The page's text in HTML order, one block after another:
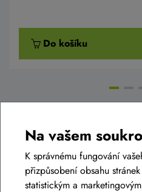
Do košíku
Diskuse k produktu
Máte otázky k produktu:
Na vašem
K správnému fungování
přizpůsobení obsahu
statistickým a